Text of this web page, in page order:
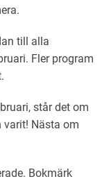
till alla
Fler program
står det om
varit! Nästa om
. Bokmärk